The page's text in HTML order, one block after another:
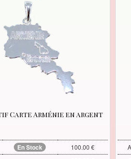
Carte Arménie en argent
En Stock
100.00 €